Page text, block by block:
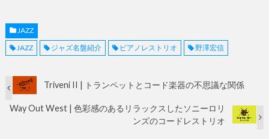
JAZZ
JAZZ
ジャズ名盤紹介 ピアノレストリオ 野澤宏信
Triveni II | トランペットとコード楽器の不思議な関係
Way Out West | 色彩感のあるリラックスしたソニーロリ
ンズのコードレストリオ